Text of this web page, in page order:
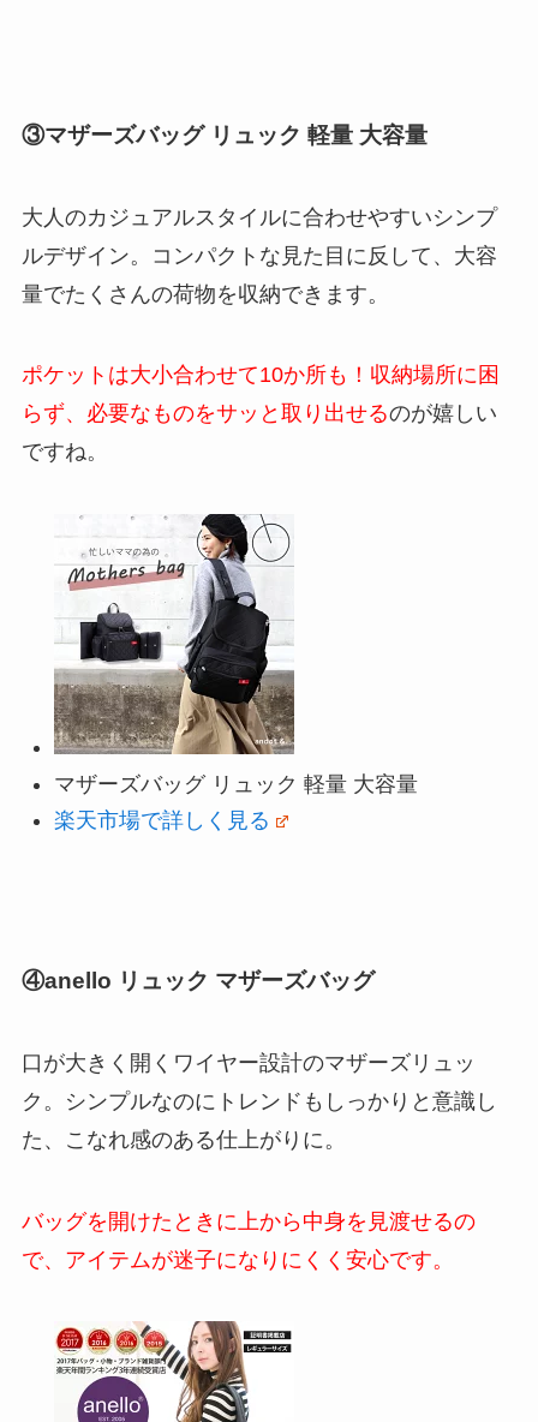
③マザーズバッグ リュック 軽量 大容量
大人のカジュアルスタイルに合わせやすいシンプ
ルデザイン。コンパクトな見た目に反して、大容
量でたくさんの荷物を収納できます。
ポケットは大小合わせて10か所も！収納場所に困
らず、必要なものをサッと取り出せるのが嬉しい
ですね。
マザーズバッグ リュック 軽量 大容量
楽天市場で詳しく見る
④anello リュック マザーズバッグ
口が大きく開くワイヤー設計のマザーズリュッ
ク。シンプルなのにトレンドもしっかりと意識し
た、こなれ感のある仕上がりに。
バッグを開けたときに上から中身を見渡せるの
で、アイテムが迷子になりにくく安心です。